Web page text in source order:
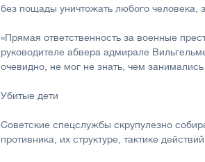
без пощады уничтожать любого человека,
«Прямая ответственность за военные
руководителе абвера адмирале
очевидно, не мог не знать, чем
Убитые дети
Советские спецслужбы скрупулезно
противника, их структуре, тактике